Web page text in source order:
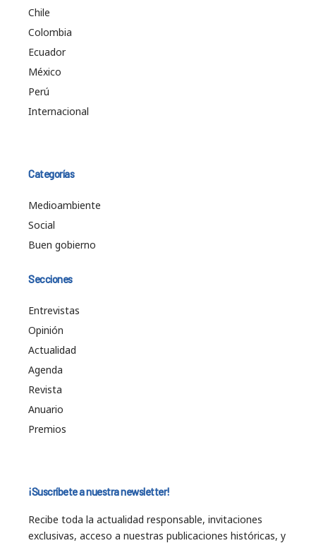
Chile
Colombia
Ecuador
México
Perú
Internacional
Categorías
Medioambiente
Social
Buen gobierno
Secciones
Entrevistas
Opinión
Actualidad
Agenda
Revista
Anuario
Premios
¡Suscríbete a nuestra newsletter!
Recibe toda la actualidad responsable, invitaciones
exclusivas, acceso a nuestras publicaciones históricas, y